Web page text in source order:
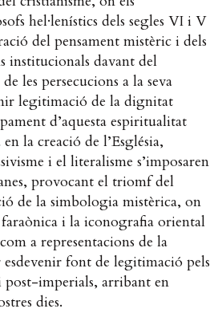
hel·lenístics dels segles VI i V
del pensament mistèric i dels
institucionals davant del
les persecucions a la seva
legitimació de la dignitat
d’aquesta espiritualitat
la creació de l’Església,
i el literalisme s’imposaren
provocant el triomf del
de la simbologia mistèrica, on
i la iconografia oriental
a representacions de la
font de legitimació pels
post-imperials, arribant en
dies.